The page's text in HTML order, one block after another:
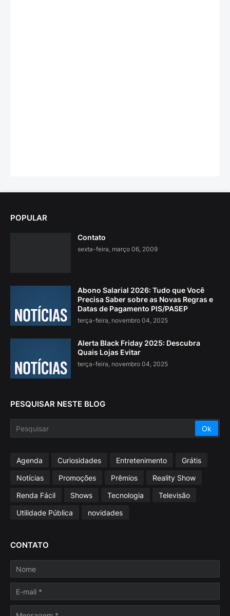
POPULAR
Contato
sexta-feira, março 06, 2009
Abono Salarial 2026: Tudo que Você
Precisa Saber sobre as Novas Regras e
Datas de Pagamento PIS/PASEP
terça-feira, novembro 04, 2025
Alerta Black Friday 2025: Descubra
Quais Lojas Evitar
terça-feira, novembro 04, 2025
PESQUISAR NESTE BLOG
Agenda Curiosidades Entretenimento
Grátis
Notícias
Promoções Prêmios
Reality Show
Renda Fácil
Shows Tecnologia
Televisão
Utilidade Pública
novidades
CONTATO